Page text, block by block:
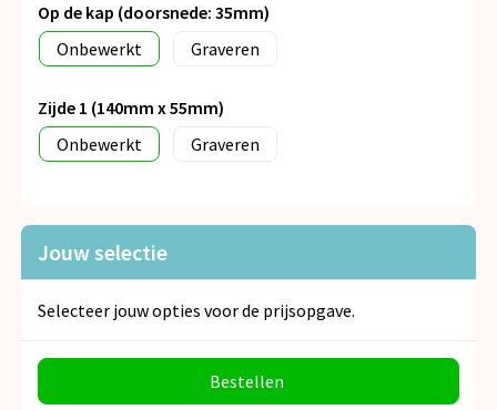
Op de kap (doorsnede: 35mm)
Onbewerkt
Graveren
Zijde 1 (140mm x 55mm)
Onbewerkt
Graveren
Jouw selectie
Selecteer jouw opties voor de prijsopgave.
Bestellen